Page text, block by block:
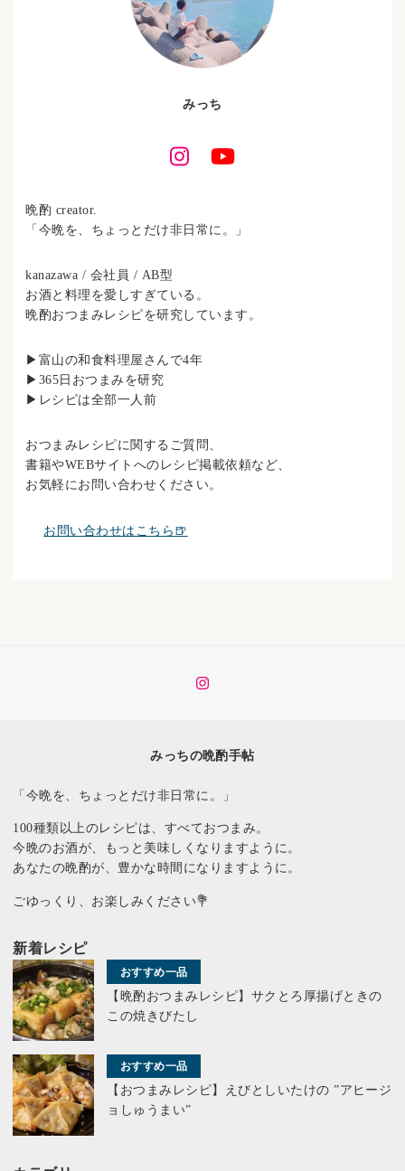
みっち
晩酌 creator.
「今晩を、ちょっとだけ非日常に。」
kanazawa / 会社員 / AB型
お酒と料理を愛しすぎている。
晩酌おつまみレシピを研究しています。
▶︎富山の和食料理屋さんで4年
▶︎365日おつまみを研究
▶︎レシピは全部一人前
おつまみレシピに関するご質問、
書籍やWEBサイトへのレシピ掲載依頼など、
お気軽にお問い合わせください。
お問い合わせはこちら🍺
イ
みっちの晩酌手帖
「今晩を、ちょっとだけ非日常に。」
100種類以上のレシピは、すべておつまみ。
今晩のお酒が、もっと美味しくなりますように。
あなたの晩酌が、豊かな時間になりますように。
ごゆっくり、お楽しみください💐
新着レシピ
おすすめ一品
【晩酌おつまみレシピ】サクとろ厚揚げときの
この焼きびたし
おすすめ一品
【おつまみレシピ】えびとしいたけの ”アヒージ
ョしゅうまい”